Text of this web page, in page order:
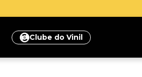
Clube do Vinil